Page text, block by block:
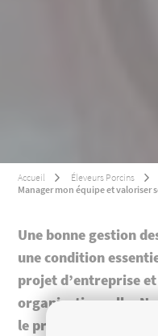
Accueil
Éleveurs Porcins
Manager mon équipe et valoriser
Une bonne gestion
une condition
projet d’entreprise
organisationnelle.
le processus de